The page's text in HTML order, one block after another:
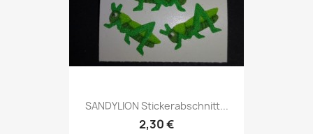
SANDYLION Stickerabschnitt...
2,30 €